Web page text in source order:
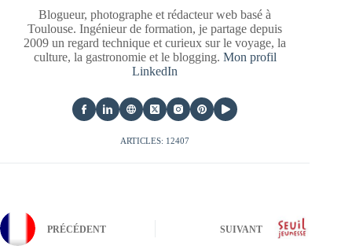
Blogueur, photographe et rédacteur web basé à
Toulouse. Ingénieur de formation, je partage depuis
2009 un regard technique et curieux sur le voyage, la
culture, la gastronomie et le blogging. Mon profil
LinkedIn
ARTICLES: 12407
PRÉCÉDENT SUIVANT